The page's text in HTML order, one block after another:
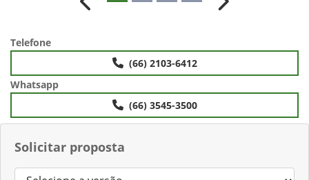
Solicitar proposta
Anterior Próximo
Telefone
(66) 2103-6412
Whatsapp
(66) 3545-3500